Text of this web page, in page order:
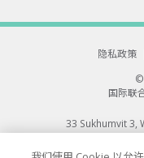
隐私政策
©
国际联
33 Sukhumvit 3,